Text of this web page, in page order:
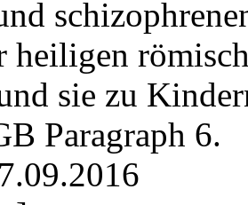
heiligen
sie zu
Paragraph 6.